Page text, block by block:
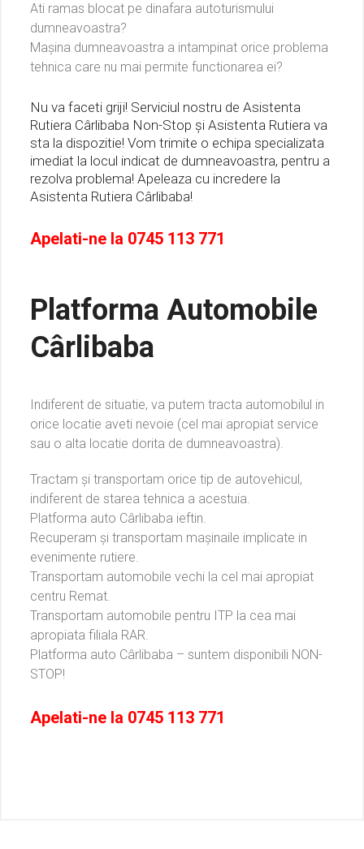
Ati ramas blocat pe dinafara autoturismului
dumneavoastra?
Mașina dumneavoastra a intampinat orice problema
tehnica care nu mai permite functionarea ei?
Nu va faceti griji! Serviciul nostru de Asistenta
Rutiera Cârlibaba Non-Stop și Asistenta Rutiera va
sta la dispozitie! Vom trimite o echipa specializata
imediat la locul indicat de dumneavoastra, pentru a
rezolva problema! Apeleaza cu incredere la
Asistenta Rutiera Cârlibaba!
Apelati-ne la 0745 113 771
Platforma Automobile
Cârlibaba
Indiferent de situatie, va putem tracta automobilul in
orice locatie aveti nevoie (cel mai apropiat service
sau o alta locatie dorita de dumneavoastra).
Tractam și transportam orice tip de autovehicul,
indiferent de starea tehnica a acestuia.
Platforma auto Cârlibaba ieftin.
Recuperam și transportam mașinaile implicate in
evenimente rutiere.
Transportam automobile vechi la cel mai apropiat
centru Remat.
Transportam automobile pentru ITP la cea mai
apropiata filiala RAR.
Platforma auto Cârlibaba – suntem disponibili NON-
STOP!
Apelati-ne la 0745 113 771